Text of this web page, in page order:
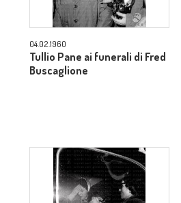
04.02.1960
Tullio Pane ai funerali di Fred
Buscaglione